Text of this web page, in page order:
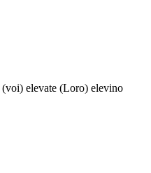
(voi) elevate (Loro) elevino